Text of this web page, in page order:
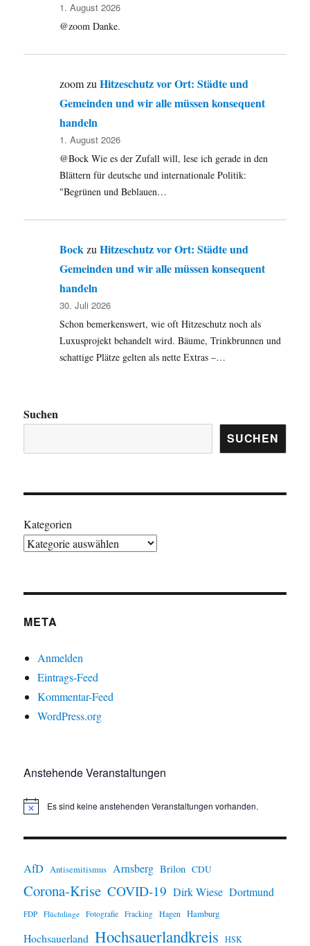
1. August 2026
@zoom Danke.
zoomzuHitzeschutz vor Ort: Städte und
Gemeinden und wir alle müssen konsequent
handeln
1. August 2026
@Bock Wie es der Zufall will, lese ich gerade in den
Blättern für deutsche und internationale Politik:
"Begrünen und Beblauen…
BockzuHitzeschutz vor Ort: Städte und
Gemeinden und wir alle müssen konsequent
handeln
30. Juli 2026
Schon bemerkenswert, wie oft Hitzeschutz noch als
Luxusprojekt behandelt wird. Bäume, Trinkbrunnen und
schattige Plätze gelten als nette Extras –…
Suchen
SUCHEN
Kategorien
META
Anmelden
Eintrags-Feed
Kommentar-Feed
WordPress.org
Anstehende Veranstaltungen
H
w
s
Es sind keine anstehenden Veranstaltungen vorhanden.
AfD Antisemitismus Arnsberg Brilon CDU
Corona-Krise COVID-19 Dirk Wiese Dortmund
FDP Flüchtlinge Fotografie Fracking Hagen Hamburg
Hochsauerland Hochsauerlandkreis HSK